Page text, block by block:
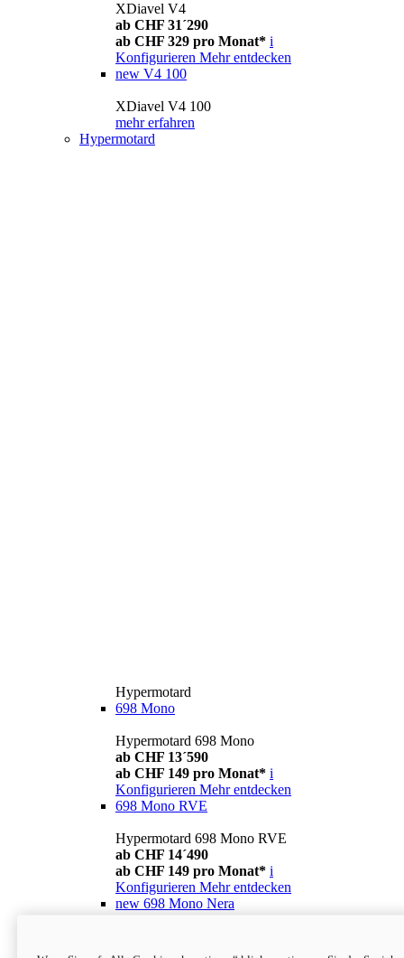
XDiavel V4
ab CHF 31´290
ab CHF 329 pro Monat* i
Konfigurieren Mehr entdecken
new V4 100
XDiavel V4 100
mehr erfahren
Hypermotard
Hypermotard
698 Mono
Hypermotard 698 Mono
ab CHF 13´590
ab CHF 149 pro Monat* i
Konfigurieren Mehr entdecken
698 Mono RVE
Hypermotard 698 Mono RVE
ab CHF 14´490
ab CHF 149 pro Monat* i
Konfigurieren Mehr entdecken
new 698 Mono Nera
ab CHF 13´990